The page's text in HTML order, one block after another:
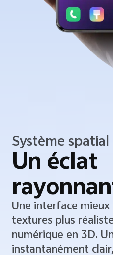
Système spatial
Un éclat
Une interface
textures plus
numérique en 3D.
instantanément